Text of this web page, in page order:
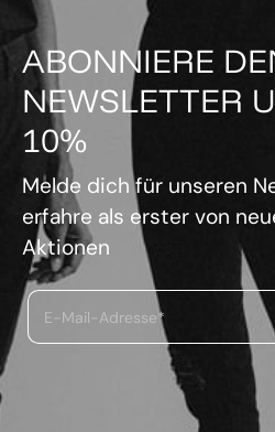
ABONNIERE
NEWSLETTER
10%
Melde dich für unseren
erfahre als erster von
Aktionen
E-Mail-Adresse*